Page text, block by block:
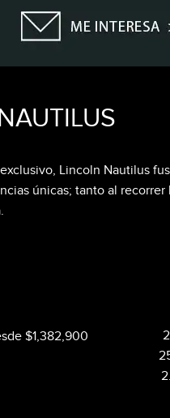
Lincoln Nautilus
únicas; tanto al
$1,382,900